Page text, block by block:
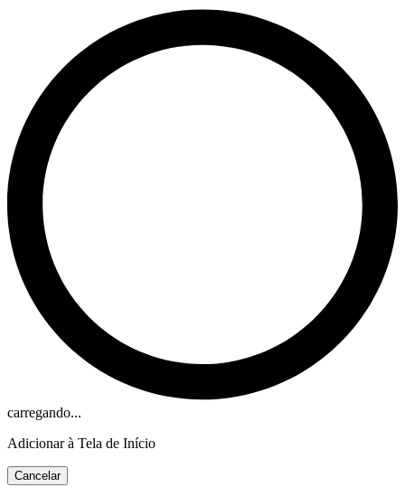
carregando...
Adicionar à Tela de Início
Cancelar